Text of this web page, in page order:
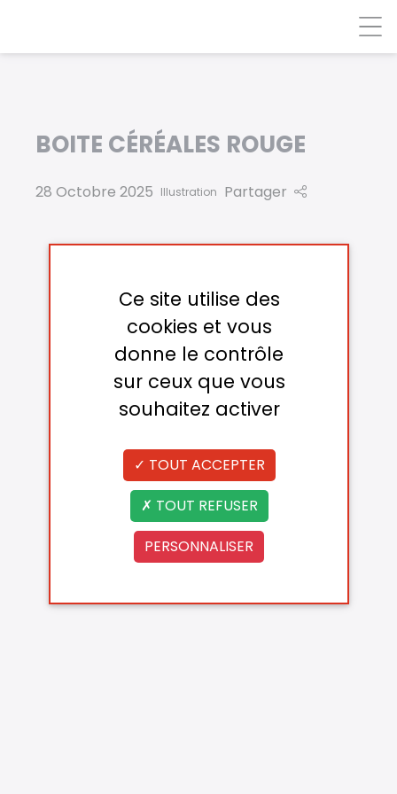
BOITE CÉRÉALES ROUGE
28 Octobre 2025 Illustration Partager
Ce site utilise des
cookies et vous
donne le contrôle
sur ceux que vous
souhaitez activer
TOUT ACCEPTER
TOUT REFUSER
PERSONNALISER